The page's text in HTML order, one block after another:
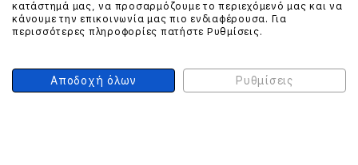
ΕΠΙΚΟΙΝΩΝΗΣΤΕ ΜΑΖΙ ΜΑΣ
210 999 4510
κατάστημά μας, να προσαρμόζουμε το περιεχόμενό μας και να
κάνουμε την επικοινωνία μας πιο ενδιαφέρουσα. Για
περισσότερες πληροφορίες πατήστε Ρυθμίσεις.
Αποδοχή όλων Ρυθμίσεις